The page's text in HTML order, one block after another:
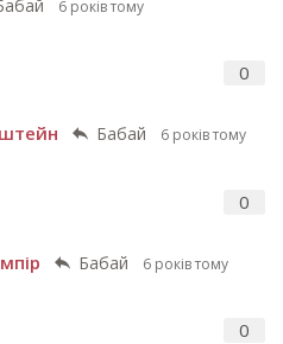
6 років тому
0
Бабай 6 років тому
0
Бабай 6 років тому
0